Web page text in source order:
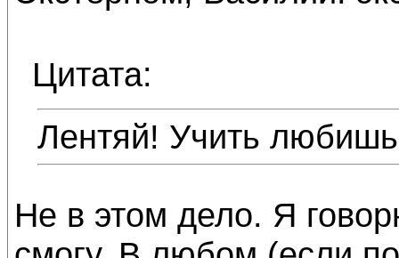
Цитата:
Лентяй! Учить
Не в этом дело. Я